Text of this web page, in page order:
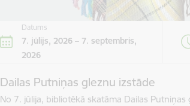
Datums
7. jūlijs, 2026 – 7. septembris,
2026
Dailas Putniņas gleznu izstāde
No 7. jūlija, bibliotēkā skatāma Dailas